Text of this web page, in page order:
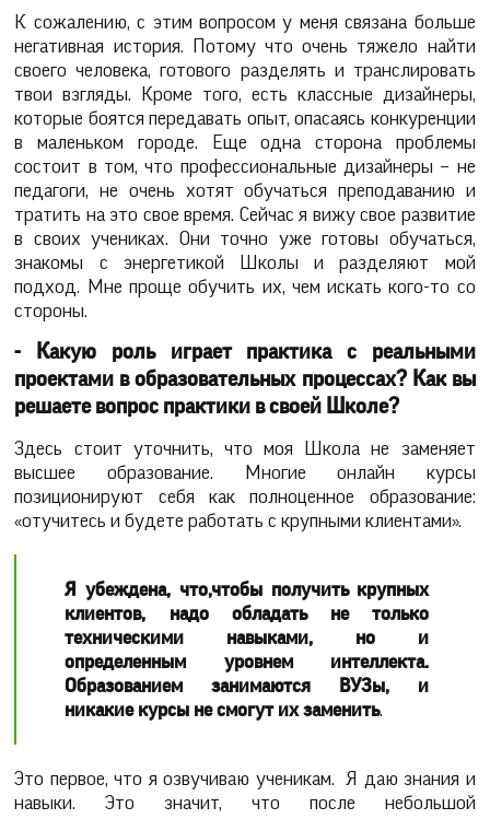
К сожалению, с этим вопросом у меня связана больше
негативная история. Потому что очень тяжело найти
своего человека, готового разделять и транслировать
твои взгляды. Кроме того, есть классные дизайнеры,
которые боятся передавать опыт, опасаясь конкуренции
в маленьком городе. Еще одна сторона проблемы
состоит в том, что профессиональные дизайнеры – не
педагоги, не очень хотят обучаться преподаванию и
тратить на это свое время. Сейчас я вижу свое развитие
в своих учениках. Они точно уже готовы обучаться,
знакомы с энергетикой Школы и разделяют мой
подход. Мне проще обучить их, чем искать кого-то со
стороны.
- Какую роль играет практика с реальными
проектами в образовательных процессах? Как вы
решаете вопрос практики в своей Школе?
Здесь стоит уточнить, что моя Школа не заменяет
высшее образование. Многие онлайн курсы
позиционируют себя как полноценное образование:
«отучитесь и будете работать с крупными клиентами».
Я убеждена, что,чтобы получить крупных
клиентов, надо обладать не только
техническими навыками, но и
определенным уровнем интеллекта.
Образованием занимаются ВУЗы, и
никакие курсы не смогут их заменить.
Это первое, что я озвучиваю ученикам. Я даю знания и
навыки. Это значит, что после небольшой